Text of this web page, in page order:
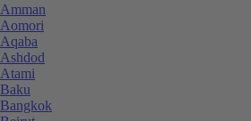
Amman
Aomori
Aqaba
Ashdod
Atami
Baku
Bangkok